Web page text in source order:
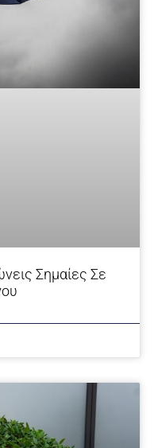
Σημαίες Σε